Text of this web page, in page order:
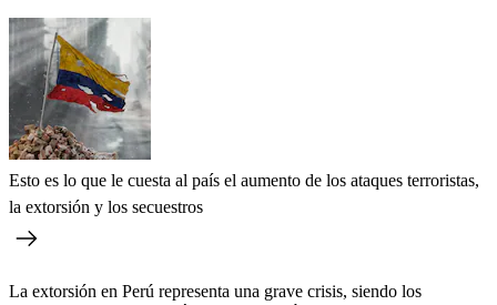
Esto es lo que le cuesta al país el aumento de los ataques terroristas,
la extorsión y los secuestros
La extorsión en Perú representa una grave crisis, siendo los